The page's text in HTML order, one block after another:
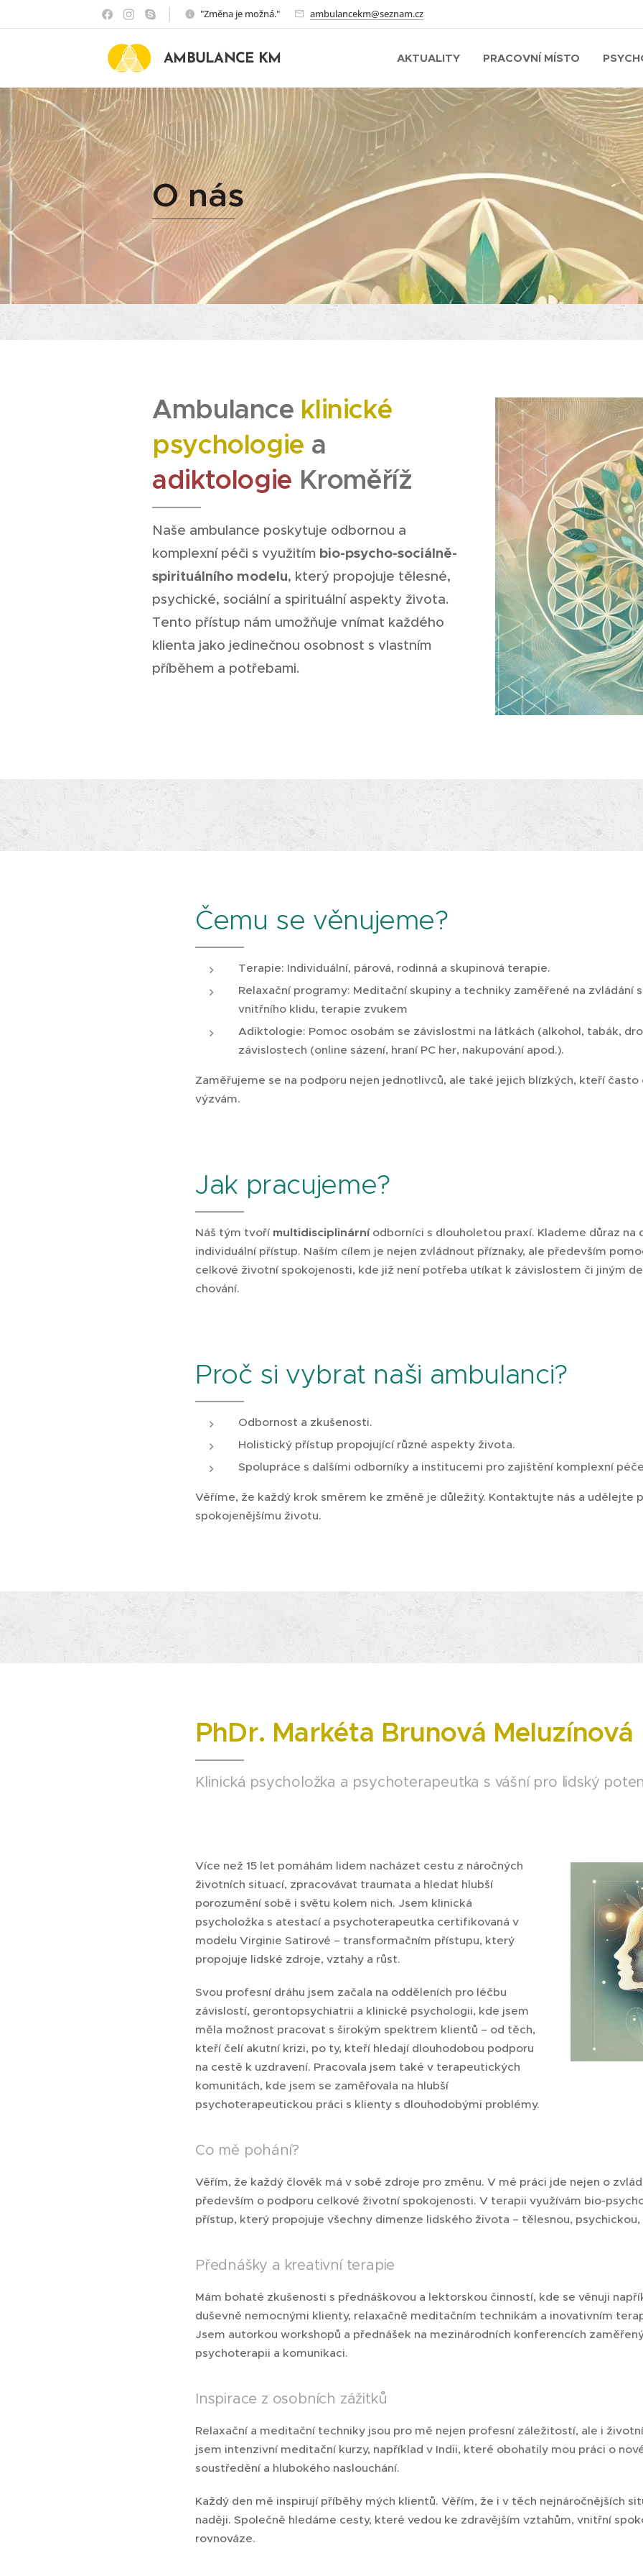
"Změna je možná." ambulancekm@seznam.cz
AMBULANCE KM AKTUALITY PRACOVNÍ MÍSTO
O nás
Ambulance klinické
psychologie a
adiktologie Kroměříž
Naše ambulance poskytuje odbornou a
komplexní péči s využitím bio-psycho-sociálně-
spirituálního modelu, který propojuje tělesné,
psychické, sociální a spirituální aspekty života.
Tento přístup nám umožňuje vnímat každého
klienta jako jedinečnou osobnost s vlastním
příběhem a potřebami.
Čemu se věnujeme?
Terapie: Individuální, párová, rodinná a skupinová terapie.
Relaxační programy: Meditační skupiny a techniky zaměřené na zvládání
vnitřního klidu, terapie zvukem
Adiktologie: Pomoc osobám se závislostmi na látkách (alkohol, tabák,
závislostech (online sázení, hraní PC her, nakupování apod.).
Zaměřujeme se na podporu nejen jednotlivců, ale také jejich blízkých, kteří
výzvám.
Jak pracujeme?
Náš tým tvoří multidisciplinárníodborníci s dlouholetou praxí. Klademe důraz na
individuální přístup. Naším cílem je nejen zvládnout příznaky, ale především
celkové životní spokojenosti, kde již není potřeba utíkat k závislostem či jiným
chování.
Proč si vybrat naši ambulanci?
Odbornost a zkušenosti.
Holistický přístup propojující různé aspekty života.
Spolupráce s dalšími odborníky a institucemi pro zajištění komplexní
Věříme, že každý krok směrem ke změně je důležitý. Kontaktujte nás a udělejte
spokojenějšímu životu.
PhDr. Markéta Brunová Meluzínová
Klinická psycholožka a psychoterapeutka s vášní pro lidský
Více než 15 let pomáhám lidem nacházet cestu z náročných
životních situací, zpracovávat traumata a hledat hlubší
porozumění sobě i světu kolem nich. Jsem klinická
psycholožka s atestací a psychoterapeutka certifikovaná v
modelu Virginie Satirové – transformačním přístupu, který
propojuje lidské zdroje, vztahy a růst.
Svou profesní dráhu jsem začala na odděleních pro léčbu
závislostí, gerontopsychiatrii a klinické psychologii, kde jsem
měla možnost pracovat s širokým spektrem klientů – od těch,
kteří čelí akutní krizi, po ty, kteří hledají dlouhodobou podporu
na cestě k uzdravení. Pracovala jsem také v terapeutických
komunitách, kde jsem se zaměřovala na hlubší
psychoterapeutickou práci s klienty s dlouhodobými problémy.
Co mě pohání?
Věřím, že každý člověk má v sobě zdroje pro změnu. V mé práci jde nejen o
především o podporu celkové životní spokojenosti. V terapii využívám bio-
přístup, který propojuje všechny dimenze lidského života – tělesnou, psychickou,
Přednášky a kreativní terapie
Mám bohaté zkušenosti s přednáškovou a lektorskou činností, kde se věnuji
duševně nemocnými klienty, relaxačně meditačním technikám a inovativním
Jsem autorkou workshopů a přednášek na mezinárodních konferencích
psychoterapii a komunikaci.
Inspirace z osobních zážitků
Relaxační a meditační techniky jsou pro mě nejen profesní záležitostí, ale i
jsem intenzivní meditační kurzy, například v Indii, které obohatily mou práci o
soustředění a hlubokého naslouchání.
Každý den mě inspirují příběhy mých klientů. Věřím, že i v těch nejnáročnějších
naději. Společně hledáme cesty, které vedou ke zdravějším vztahům, vnitřní
rovnováze.